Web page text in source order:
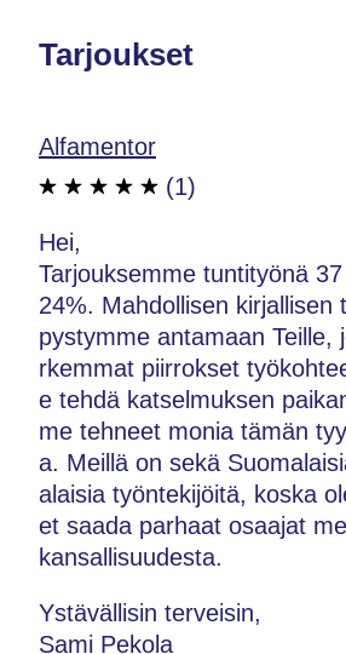
Tarjoukset
Alfamentor
(1)
Hei,
Tarjouksemme tuntityönä
24%. Mahdollisen kirjallisen
pystymme antamaan Teille,
rkemmat piirrokset
e tehdä katselmuksen
me tehneet monia tämän
a. Meillä on sekä
alaisia työntekijöitä, koska
et saada parhaat osaajat
kansallisuudesta.
Ystävällisin terveisin,
Sami Pekola